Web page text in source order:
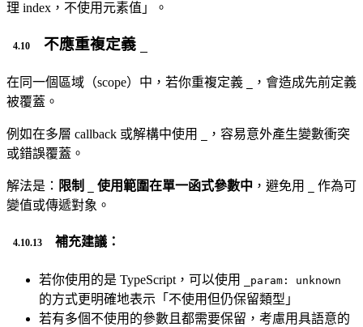
理 index，不使用元素值」。
不應重複定義
在同一個區域（scope）中，若你重複定義
，會造成先前定義
被覆蓋。
例如在多層 callback 或解構中使用
，容易意外產生變數衝突
或錯誤覆蓋。
解法是： 限制 使用範圍在單一函式參數中 ，避免用
作為可
變值或傳遞對象。
補充建議：
若你使用的是 TypeScript，可以使用 _param: unknown
的方式更明確地表示「不使用但仍保留類型」
若有多個不使用的參數且都需要保留，考慮用具語意的